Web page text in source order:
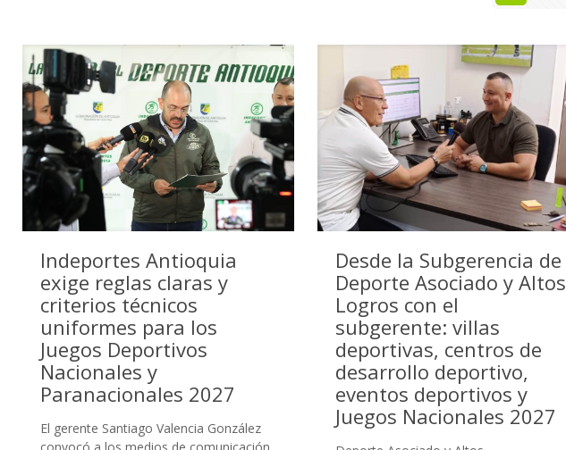
Indeportes Antioquia
exige reglas claras y
criterios técnicos
uniformes para los
Juegos Deportivos
Nacionales y
Paranacionales 2027
El gerente Santiago Valencia González
Desde la Subgerencia de
Deporte Asociado y Altos
Logros con el
subgerente: villas
deportivas, centros de
desarrollo deportivo,
eventos deportivos y
Juegos Nacionales 2027